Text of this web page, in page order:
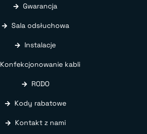
Gwarancja
Sala odsłuchowa
Instalacje
Konfekcjonowanie kabli
RODO
Kody rabatowe
Kontakt z nami